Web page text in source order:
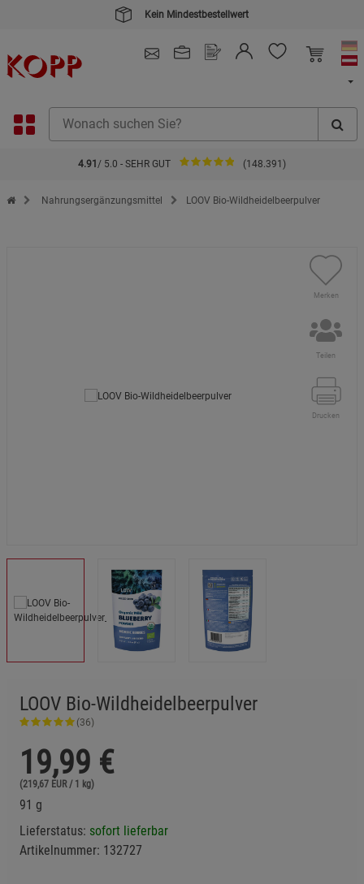
Kein Mindestbestellwert
4.91 / 5.0 - SEHR GUT (148.391)
Zur Startseite des Kopp Verlag Online-Shop
Nahrungsergänzungsmittel LOOV Bio-Wildheidelbeerpulver
Merken
Teilen
Drucken
LOOV Bio-Wildheidelbeerpulver
(36)
19,99 €
(219,67 EUR / 1 kg)
91 g
Lieferstatus: sofort lieferbar
Artikelnummer: 132727